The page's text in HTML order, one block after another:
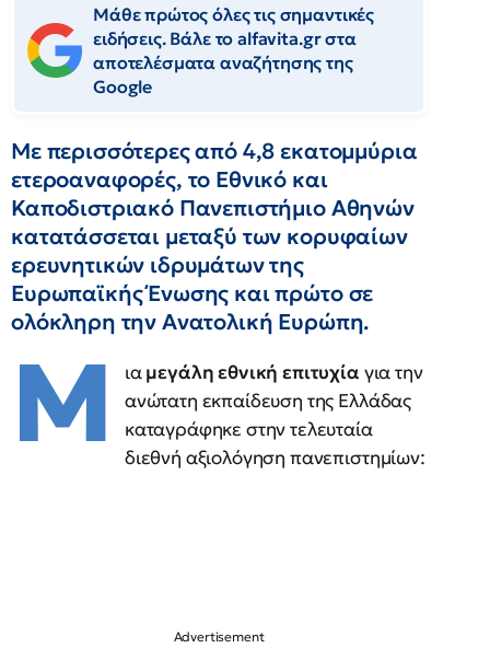
Μάθε πρώτος όλες τις σημαντικές
ειδήσεις. Βάλε το alfavita.gr στα
αποτελέσματα αναζήτησης της
Google
Με περισσότερες από 4,8 εκατομμύρια
ετεροαναφορές, το Εθνικό και
Καποδιστριακό Πανεπιστήμιο Αθηνών
κατατάσσεται μεταξύ των κορυφαίων
ερευνητικών ιδρυμάτων της
Ευρωπαϊκής Ένωσης και πρώτο σε
ολόκληρη την Ανατολική Ευρώπη.
Μ ιαμεγάλη εθνική επιτυχία για την
ανώτατη εκπαίδευση της Ελλάδας
καταγράφηκε στην τελευταία
διεθνή αξιολόγηση πανεπιστημίων: